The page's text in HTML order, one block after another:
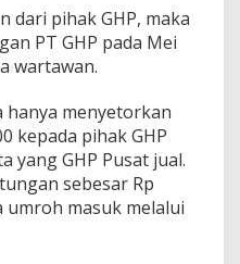
dari pihak GHP, maka
PT GHP pada Mei
wartawan.
hanya menyetorkan
kepada pihak GHP
yang GHP Pusat jual.
sebesar Rp
umroh masuk melalui